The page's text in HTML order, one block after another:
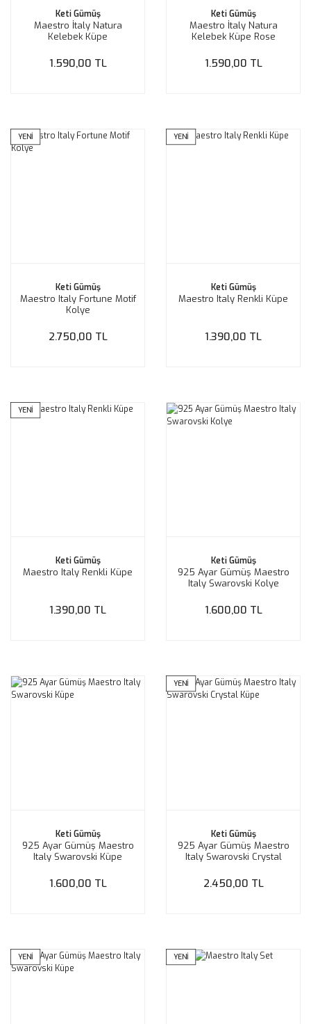
Keti Gümüş
Maestro İtaly Natura
Kelebek Küpe
1.590,00 TL
Keti Gümüş
Maestro İtaly Natura
Kelebek Küpe Rose
1.590,00 TL
YENİ
Keti Gümüş
Maestro Italy Fortune Motif
Kolye
2.750,00 TL
YENİ
Keti Gümüş
Maestro Italy Renkli Küpe
1.390,00 TL
YENİ
Keti Gümüş
Maestro Italy Renkli Küpe
1.390,00 TL
Keti Gümüş
925 Ayar Gümüş Maestro
Italy Swarovski Kolye
1.600,00 TL
Keti Gümüş
925 Ayar Gümüş Maestro
Italy Swarovski Küpe
1.600,00 TL
YENİ
Keti Gümüş
925 Ayar Gümüş Maestro
Italy Swarovski Crystal
2.450,00 TL
YENİ YENİ